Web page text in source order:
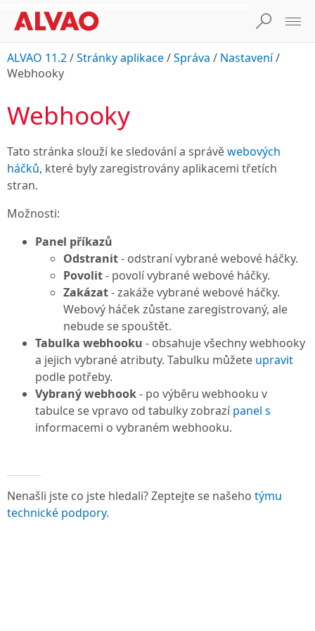
ALVAO 11.2/Stránky aplikace/Správa / Nastavení/
Webhooky
Webhooky
Tato stránka slouží ke sledování a správěwebových
háčků, které byly zaregistrovány aplikacemi třetích
stran.
Možnosti:
Panel příkazů
Odstranit- odstraní vybrané webové háčky.
Povolit- povolí vybrané webové háčky.
Zakázat- zakáže vybrané webové háčky.
Webový háček zůstane zaregistrovaný, ale
nebude se spouštět.
Tabulka webhooku - obsahuje všechny webhooky
a jejich vybrané atributy. Tabulku můžete upravit
podle potřeby.
Vybraný webhook- po výběru webhooku v
tabulce se vpravo od tabulky zobrazí panel s
informacemi o vybraném webhooku.
Nenašli jste co jste hledali? Zeptejte se našeho týmu
technické podpory.